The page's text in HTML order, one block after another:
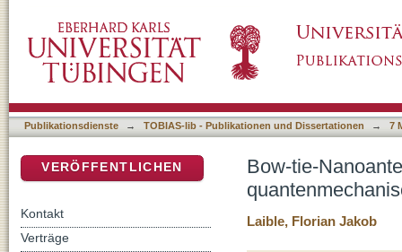
Regime
Publikationsdienste → TOBIAS-lib - Publikationen und Dissertationen → 7
Bow-tie-
Laible, Florian Jakob
VERÖFFENTLICHEN
Kontakt
Verträge